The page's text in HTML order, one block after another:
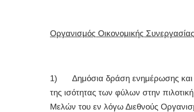
Οργανισμός Οικονομικής
1) Δημόσια δράση ενημέρωσης και
της ισότητας των φύλων στην
Μελών του εν λόγω Διεθνούς